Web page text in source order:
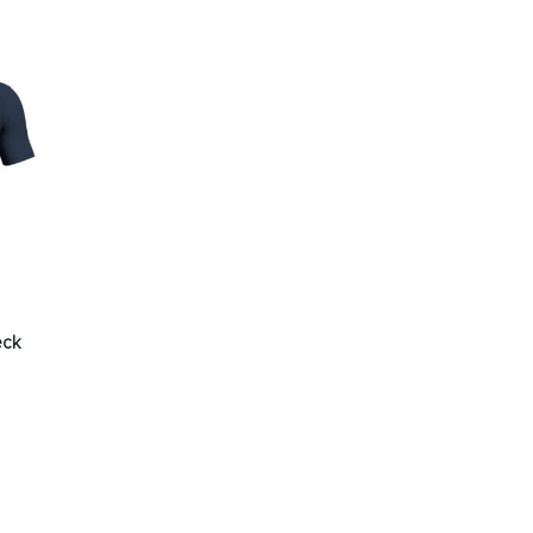
op de productpagina
optie kan gekozen worden op de productpagina
€ 11,26 tot € 14,91
heeft meerdere variaties. Deze optie kan gekozen worden